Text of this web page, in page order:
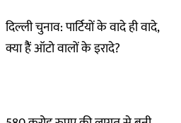
दिल्ली चुनाव: पार्टियों के वादे ही वादे,
क्या हैैं ऑटो वालों के इरादे?